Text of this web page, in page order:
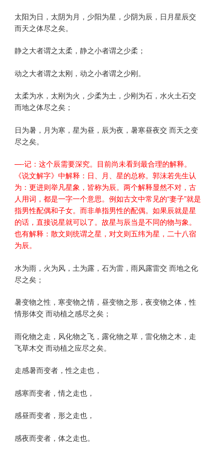
太阳为日，太阴为月，少阳为星，少阴为辰，日月星辰交
而天之体尽之矣。
静之大者谓之太柔，静之小者谓之少柔；
动之大者谓之太刚，动之小者谓之少刚。
太柔为水，太刚为火，少柔为土，少刚为石，水火土石交
而地之体尽之矣；
日为暑，月为寒，星为昼，辰为夜，暑寒昼夜交 而天之变
尽之矣。
—-记：这个辰需要深究。目前尚未看到最合理的解释。
《说文解字》中解释：日、月、星的总称。郭沫若先生认
为：更进则举凡星象，皆称为辰。两个解释显然不对，古
人用词，都是一字一个意思。例如古文中常见的“妻子”就是
指男性配偶和子女。而非单指男性的配偶。如果辰就是星
的话，直接说星就可以了。故星与辰当是不同的物与象。
也有解释：散文则统谓之星，对文则五纬为星，二十八宿
为辰。
水为雨，火为风，土为露，石为雷，雨风露雷交 而地之化
尽之矣；
暑变物之性，寒变物之情，昼变物之形，夜变物之体，性
情形体交 而动植之感尽之矣；
雨化物之走，风化物之飞，露化物之草，雷化物之木，走
飞草木交 而动植之应尽之矣。
走感暑而变者，性之走也，
感寒而变者，情之走也，
感昼而变者，形之走也，
感夜而变者，体之走也。